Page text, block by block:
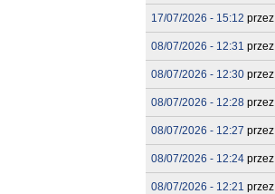
17/07/2026 - 15:12 przez
08/07/2026 - 12:31 przez
08/07/2026 - 12:30przez
08/07/2026 - 12:28przez
08/07/2026 - 12:27 przez
08/07/2026 - 12:24przez
08/07/2026 - 12:21 przez